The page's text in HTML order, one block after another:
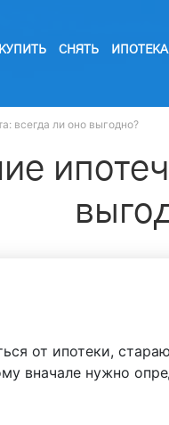
КУПИТЬ СНЯТЬ ИПОТЕКА
всегда ли оно выгодно?
от ипотеки,
вначале нужно